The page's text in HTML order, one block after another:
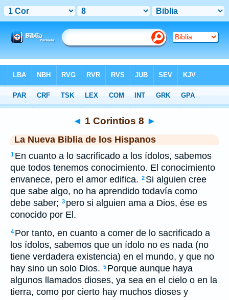
>NBLH > 1 Corintios 8
◄ 1 Corintios 8 ►
La Nueva Biblia de los Hispanos
1 En cuanto a lo sacrificado a los ídolos, sabemos
que todos tenemos conocimiento. El conocimiento
envanece, pero el amor edifica. 2 Si alguien cree
que sabe algo, no ha aprendido todavía como
debe saber; 3 pero si alguien ama a Dios, ése es
conocido por El.
4 Por tanto, en cuanto a comer de lo sacrificado a
los ídolos, sabemos que un ídolo no es nada (no
tiene verdadera existencia) en el mundo, y que no
hay sino un solo Dios. 5 Porque aunque haya
algunos llamados dioses, ya sea en el cielo o en la
tierra, como por cierto hay muchos dioses y